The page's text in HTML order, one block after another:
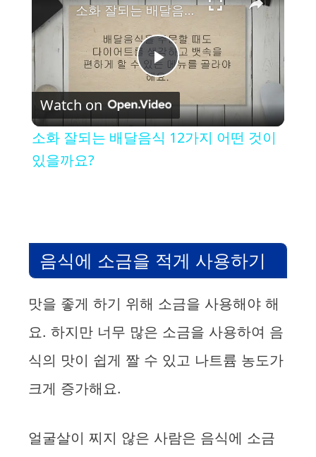
P
l
V
d
e
소화 잘되는 배달음식 12가지 어떤 것이 있을까요?
Watch on
소화 잘되는 배달음식 12가지 어떤 것이
있을까요?
음식에 소금을 적게 사용하기
맛을 좋게 하기 위해 소금을 사용해야 해
요. 하지만 너무 많은 소금을 사용하여 음
식의 맛이 쉽게 짤 수 있고 나트륨 농도가
크게 증가해요.
얼굴살이 찌지 않은 사람은 음식에 소금